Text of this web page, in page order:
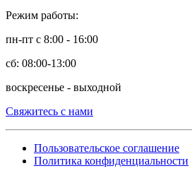
Режим работы:
пн-пт с 8:00 - 16:00
сб: 08:00-13:00
воскресенье - выходной
Свяжитесь с нами
Пользовательское соглашение
Политика конфиденциальности